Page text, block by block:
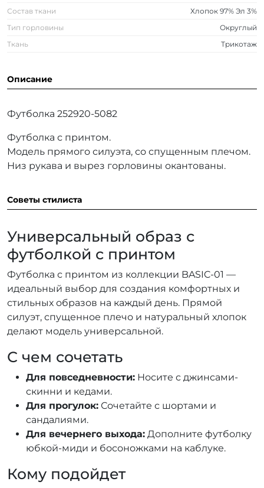
Состав ткани
Хлопок 97% Эл 3%
Тип горловины
Округлый
Ткань
Трикотаж
Советы стилиста
Универсальный образ с
футболкой с принтом
Футболка с принтом из коллекции BASIC-01 —
идеальный выбор для создания комфортных и
стильных образов на каждый день. Прямой
силуэт, спущенное плечо и натуральный хлопок
делают модель универсальной.
С чем сочетать
Для повседневности: Носите с джинсами-
скинни и кедами.
Для прогулок: Сочетайте с шортами и
сандалиями.
Для вечернего выхода: Дополните футболку
юбкой-миди и босоножками на каблуке.
Кому подойдет
Описание
Футболка 252920-5082
Футболка с принтом.
Модель прямого силуэта, со спущенным плечом.
Низ рукава и вырез горловины окантованы.